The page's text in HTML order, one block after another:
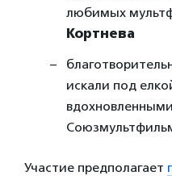
любимых
Кортнева
искали под
Участие предполагает